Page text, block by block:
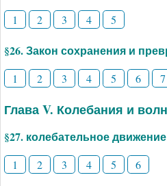
1 2 3 4 5
§26. Закон сохранения и
1 2 3 4 5 6 7
Глава V. Колебания и
§27. колебательное движение
1 2 3 4 5 6